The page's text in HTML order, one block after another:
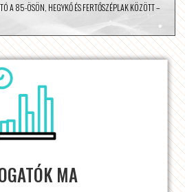
A 85-ÖSÖN, HEGYKŐ ÉS FERTŐSZÉPLAK KÖZÖTT –
MA